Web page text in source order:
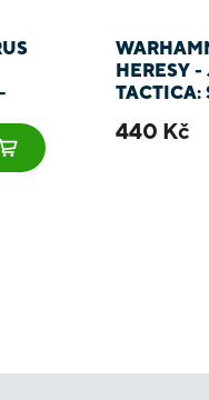
HERESY
TACTICA:
440 Kč